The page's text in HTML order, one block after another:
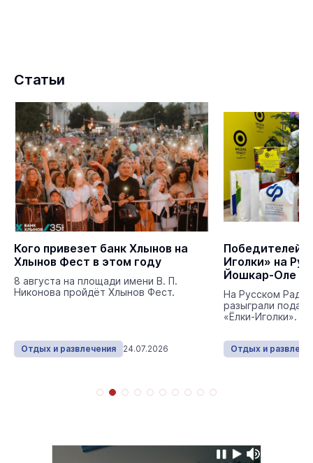
Статьи
Кого привезет банк Хлынов на
Хлынов Фест в этом году
8 августа на площади имени В. П.
Никонова пройдёт Хлынов Фест.
Отдых и развлечения 24.07.2026
Победителей
Иголки» на
Йошкар-Оле
На Русском
разыграли
«Ёлки-Иголки».
Отдых и